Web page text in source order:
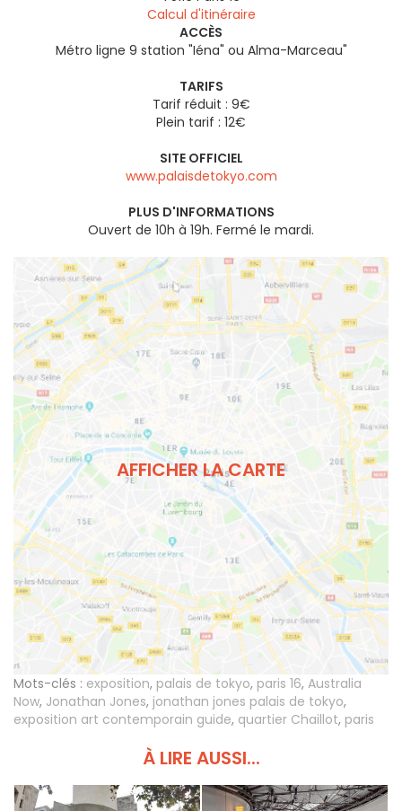
Calcul d'itinéraire
ACCÈS
Métro ligne 9 station "Iéna" ou Alma-Marceau"
TARIFS
Tarif réduit : 9€
Plein tarif : 12€
SITE OFFICIEL
www.palaisdetokyo.com
PLUS D'INFORMATIONS
Ouvert de 10h à 19h. Fermé le mardi.
AFFICHER LA CARTE
Mots-clés : exposition, palais de tokyo, paris 16, Australia
Now, Jonathan Jones, jonathan jones palais de tokyo,
exposition art contemporain guide, quartier Chaillot, paris
À LIRE AUSSI...